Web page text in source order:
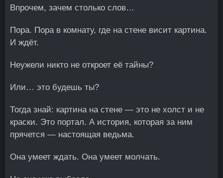
Впрочем, зачем столько слов…
Пора. Пора в комнату, где на стене висит картина.
И ждёт.
Неужели никто не откроет её тайны?
Или… это будешь ты?
Тогда знай: картина на стене — это не холст и не
краски. Это портал. А история, которая за ним
прячется — настоящая ведьма.
Она умеет ждать. Она умеет молчать.